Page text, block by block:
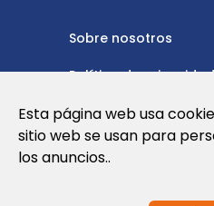
Sobre nosotros
Política de privacidad
Política de cookies
Nota Legal y
Esta página web usa
sitio web se usan para
los anuncios..